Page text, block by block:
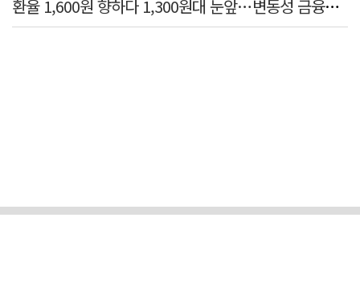
환율 1,600원 향하다 1,300원대 눈앞…변동성 금융위기 후 최고